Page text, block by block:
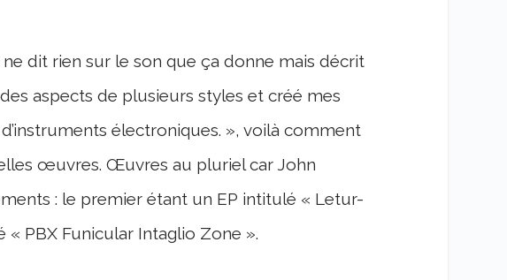
dit rien sur le son que ça donne mais décrit
aspects de plusieurs styles et créé mes
électroniques. », voilà comment
œuvres. Œuvres au pluriel car John
: le premier étant un EP intitulé « Letur-
PBX Funicular Intaglio Zone ».